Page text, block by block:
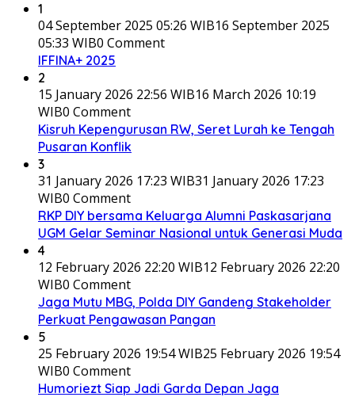
1
04 September 2025 05:26 WIB16 September 2025
05:33 WIB0 Comment
IFFINA+ 2025
2
15 January 2026 22:56 WIB16 March 2026 10:19
WIB0 Comment
Kisruh Kepengurusan RW, Seret Lurah ke Tengah
Pusaran Konflik
3
31 January 2026 17:23 WIB31 January 2026 17:23
WIB0 Comment
RKP DIY bersama Keluarga Alumni Paskasarjana
UGM Gelar Seminar Nasional untuk Generasi Muda
4
12 February 2026 22:20 WIB12 February 2026 22:20
WIB0 Comment
Jaga Mutu MBG, Polda DIY Gandeng Stakeholder
Perkuat Pengawasan Pangan
5
25 February 2026 19:54 WIB25 February 2026 19:54
WIB0 Comment
Humoriezt Siap Jadi Garda Depan Jaga